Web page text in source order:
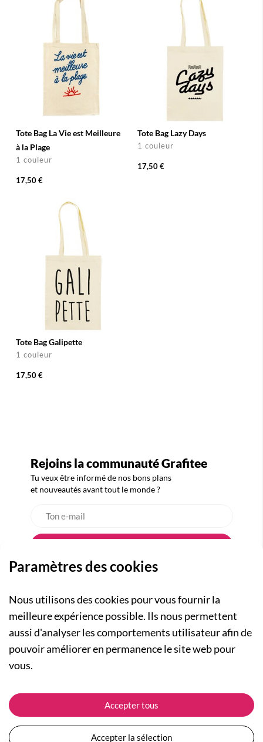
Tote Bag La Vie est Meilleure
à la Plage
1 couleur
17,50 €
Tote Bag Lazy Days
1 couleur
17,50 €
Tote Bag Galipette
1 couleur
17,50 €
Rejoins la communauté Grafitee
Tu veux être informé de nos bons plans
et nouveautés avant tout le monde ?
A PROPOS
Qui sommes-nous ?
Actualités
Nos engagements
Plan du site
Collection Femme
Collection Enfants
Les Totebags
ASSISTANCE
Suivre ma commande
Expédition et livraison
Paramètres des cookies
Nous utilisons des cookies pour vous fournir la
meilleure expérience possible. Ils nous permettent
aussi d'analyser les comportements utilisateur afin de
pouvoir améliorer en permanence le site web pour
vous.
Accepter tous
Accepter la sélection